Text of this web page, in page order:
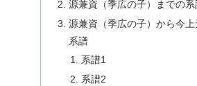
源兼資（季広の子）までの系
源兼資（季広の子）から今
系譜
系譜1
系譜2